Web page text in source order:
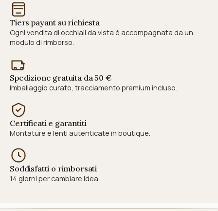
Tiers payant su richiesta
Ogni vendita di occhiali da vista è accompagnata da un
modulo di rimborso.
Spedizione gratuita da 50 €
Imballaggio curato, tracciamento premium incluso.
Certificati e garantiti
Montature e lenti autenticate in boutique.
Soddisfatti o rimborsati
14 giorni per cambiare idea.